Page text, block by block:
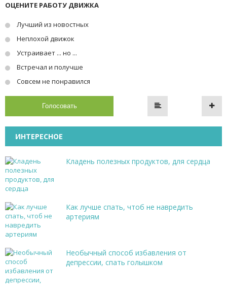
ОЦЕНИТЕ РАБОТУ ДВИЖКА
Лучший из новостных
Неплохой движок
Устраивает ... но ...
Встречал и получше
Совсем не понравился
Голосовать
ИНТЕРЕСНОЕ
Кладень полезных продуктов, для сердца
Как лучше спать, чтоб не навредить
артериям
Необычный способ избавления от
депрессии, спать голышком